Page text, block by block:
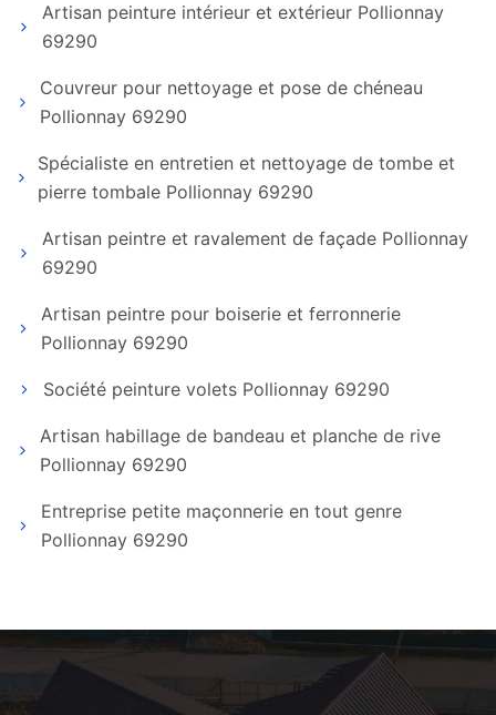
Artisan peinture intérieur et extérieur Pollionnay
69290
Couvreur pour nettoyage et pose de chéneau
Pollionnay 69290
Spécialiste en entretien et nettoyage de tombe et
pierre tombale Pollionnay 69290
Artisan peintre et ravalement de façade Pollionnay
69290
Artisan peintre pour boiserie et ferronnerie
Pollionnay 69290
Société peinture volets Pollionnay 69290
Artisan habillage de bandeau et planche de rive
Pollionnay 69290
Entreprise petite maçonnerie en tout genre
Pollionnay 69290